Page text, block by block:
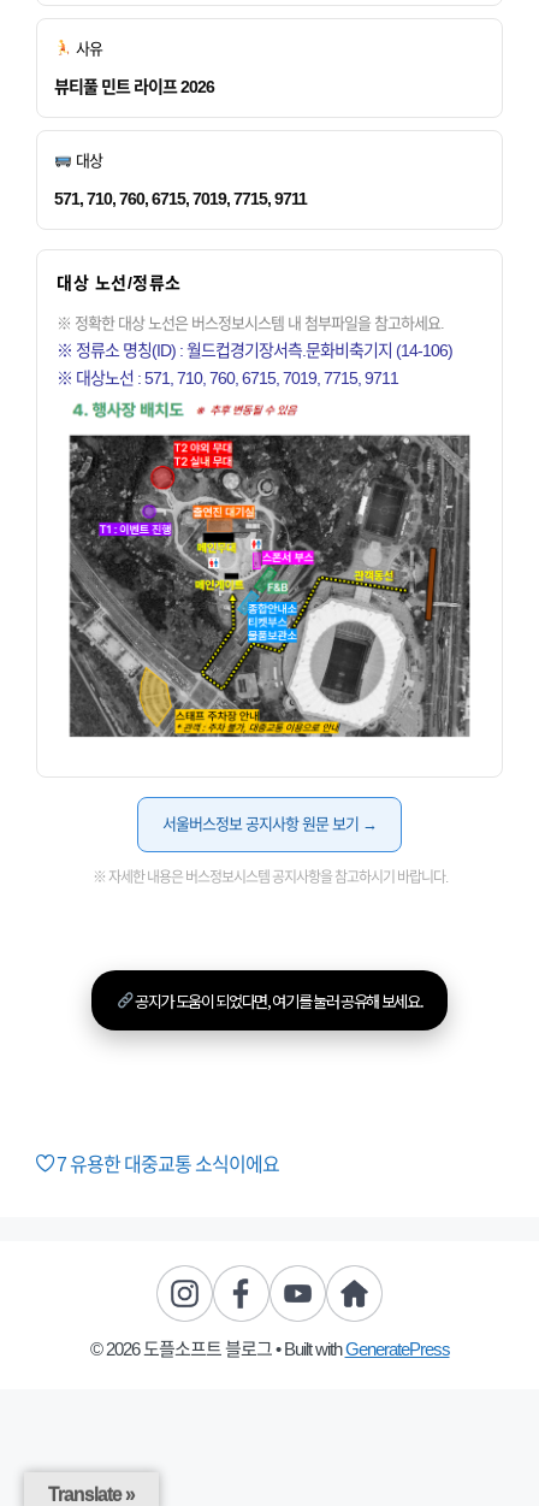
사유
뷰티풀 민트 라이프 2026
대상
571, 710, 760, 6715, 7019, 7715, 9711
대상 노선/정류소
※ 정확한 대상 노선은 버스정보시스템 내 첨부파일을 참고하세요.
※ 정류소 명칭(ID) : 월드컵경기장서측.문화비축기지 (14-106)
※ 대상노선 : 571, 710, 760, 6715, 7019, 7715, 9711
서울버스정보 공지사항 원문 보기 →
※ 자세한 내용은 버스정보시스템 공지사항을 참고하시기 바랍니다.
공지가 도움이 되었다면, 여기를 눌러 공유해 보세요.
7유용한 대중교통 소식이에요
© 2026 도플소프트 블로그• Built withGeneratePress
Translate »